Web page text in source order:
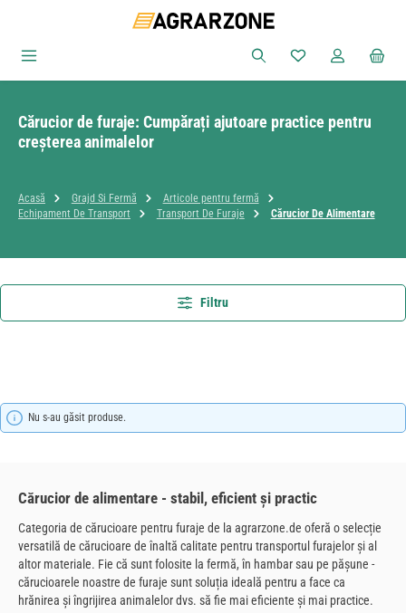
Sari la conținutul principal
Aveți 0 articole
Cărucior de furaje: Cumpărați ajutoare practice pentru
creșterea animalelor
Acasă Grajd Si Fermă
Articole pentru fermă
Echipament De Transport
Transport De Furaje Cărucior De Alimentare
Filtru
Nu s-au găsit produse.
Cărucior de alimentare - stabil, eficient și practic
Categoria de cărucioare pentru furaje de la agrarzone.de oferă o selecție
versatilă de cărucioare de înaltă calitate pentru transportul furajelor și al
altor materiale. Fie că sunt folosite la fermă, în hambar sau pe pășune -
cărucioarele noastre de furaje sunt soluția ideală pentru a face ca
hrănirea și îngrijirea animalelor dvs. să fie mai eficiente și mai practice.